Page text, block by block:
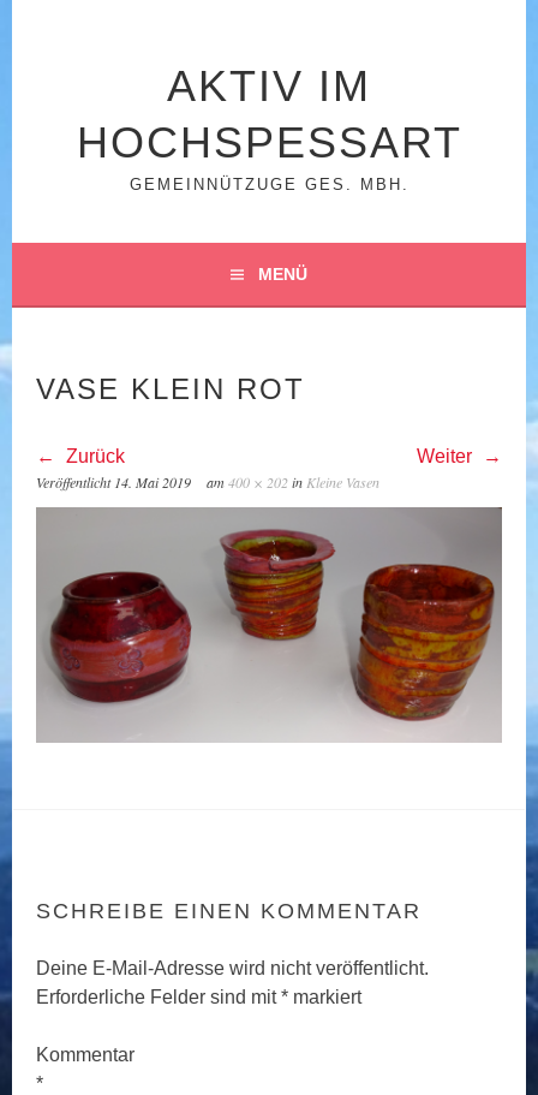
AKTIV IM
HOCHSPESSART
GEMEINNÜTZUGE GES. MBH.
MENÜ
VASE KLEIN ROT
Zurück Weiter
Veröffentlicht 14. Mai 2019 am400 × 202in Kleine Vasen
SCHREIBE EINEN KOMMENTAR
Deine E-Mail-Adresse wird nicht veröffentlicht.
Erforderliche Felder sind mit* markiert
Kommentar
*